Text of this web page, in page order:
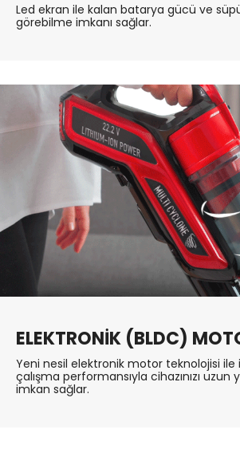
Led ekran ile kalan batarya gücü ve
görebilme imkanı sağlar.
ELEKTRONİK (BLDC)
Yeni nesil elektronik motor teknolojisi
çalışma performansıyla cihazınızı uzun
imkan sağlar.